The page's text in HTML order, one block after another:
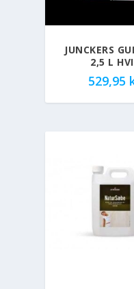
JUNCKERS
2,5 L
529,95